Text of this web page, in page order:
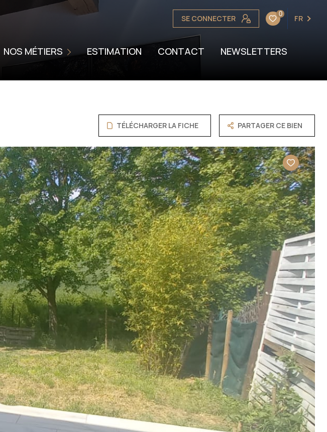
SE CONNECTER 0 FR
NOS MÉTIERS
METTRE VOTRE BIEN EN LOCATION
ESTIMATION CONTACT NEWSLETTERS
TÉLÉCHARGER LA FICHE PARTAGER CE BIEN